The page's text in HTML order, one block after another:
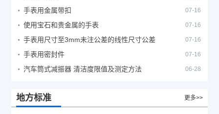
手表用金属带扣 07-16
使用宝石和贵金属的手表 07-16
手表用尺寸至3mm未注公差的线性尺寸公差 07-16
手表用密封件 07-16
汽车筒式减振器 清洁度限值及测定方法 06-28
地方标准 更多>>